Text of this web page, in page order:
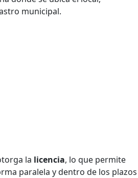
municipal.
la licencia, lo que permite
paralela y dentro de los plazos